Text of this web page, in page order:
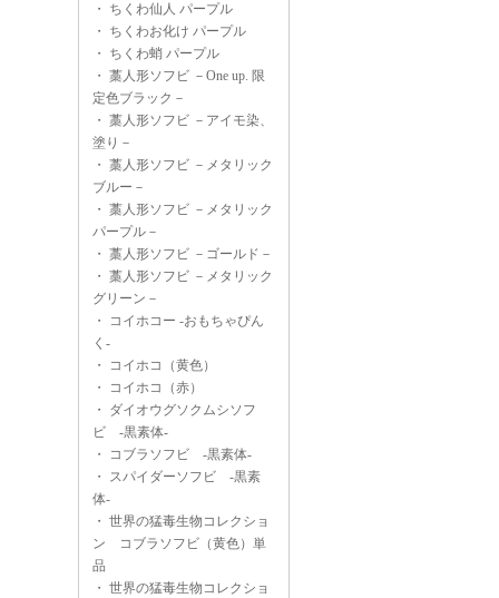
・ ちくわ仙人 パープル
・ ちくわお化け パープル
・ ちくわ蛸 パープル
・ 藁人形ソフビ －One up. 限
定色ブラック－
・ 藁人形ソフビ －アイモ染、
塗り－
・ 藁人形ソフビ －メタリック
ブルー－
・ 藁人形ソフビ －メタリック
パープル－
・ 藁人形ソフビ －ゴールド－
・ 藁人形ソフビ －メタリック
グリーン－
・
コイホコー -おもちゃぴん
く-
・
コイホコ（黄色）
・
コイホコ（赤）
・ ダイオウグソクムシソフ
ビ -黒素体-
・
コブラソフビ -黒素体-
・ スパイダーソフビ -黒素
体-
・ 世界の猛毒生物コレクショ
ン コブラソフビ（黄色）単
品
・ 世界の猛毒生物コレクショ